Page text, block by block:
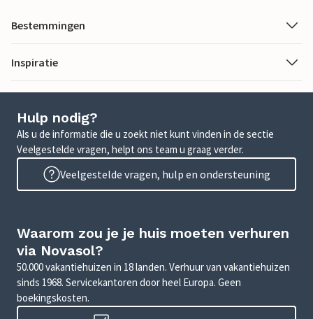
Bestemmingen
Inspiratie
Hulp nodig?
Als u de informatie die u zoekt niet kunt vinden in de sectie
Veelgestelde vragen, helpt ons team u graag verder.
Veelgestelde vragen, hulp en ondersteuning
Waarom zou je je huis moeten verhuren
via Novasol?
50.000 vakantiehuizen in 18 landen. Verhuur van vakantiehuizen
sinds 1968. Servicekantoren door heel Europa. Geen
boekingskosten.